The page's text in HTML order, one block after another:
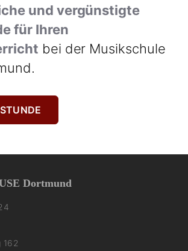
und vergünstigte
für Ihren
bei der Musikschule
Dortmund
162